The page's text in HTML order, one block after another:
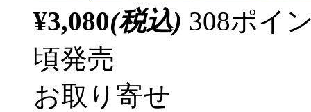
¥3,080(税込) 308ポイ
頃発売
お取り寄せ